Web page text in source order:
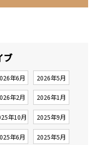
ブ
年6月 2026年5月
年2月 2026年1月
年10月 2025年9月
年6月 2025年5月